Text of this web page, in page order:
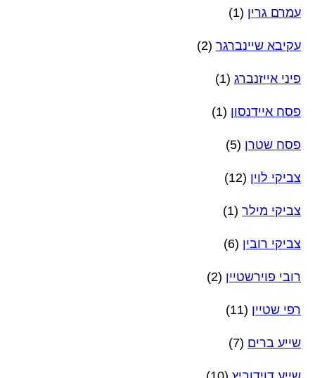
עמרם גרין (1)
עקיבא שיינברגר (2)
פיני אייזנברג (1)
פסח איידנסון (1)
פסח שטרן (5)
צביקי לוין (12)
צביקי מילר (1)
צביקי רובין (6)
רובי פוירשטיין (2)
רפי שטיין (11)
שייע ברים (7)